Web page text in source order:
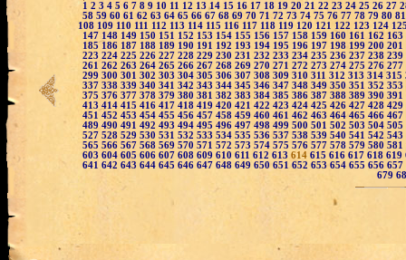
1 2 3 4 5 6 7 8 9 10 11 12 1314 15 16 17 18 19 20 21 22 23 24 25 26 27
58 59 60 61 62 63 64 65 66 67 68 69 70 71 72 73 74 75 76 77 78 79 80
108 109 110 111 112 113 114 115 116 117 118 119 120 121 122 123 124
147 148 149 150 151 152 153 154 155 156 157 158 159 160 161 162 163
185 186 187 188 189 190 191 192 193 194 195 196 197 198 199 200 201
223 224 225 226 227 228 229 230 231 232 233 234 235 236 237 238 239
261 262 263 264 265 266 267 268 269 270 271 272 273 274 275 276 277
299 300 301 302 303 304 305 306 307 308 309 310 311 312 313 314 315
337 338 339 340 341 342 343 344 345 346 347 348 349 350 351 352 353
375 376 377 378 379 380 381 382 383 384 385 386 387 388 389 390 391
413 414 415 416 417 418 419 420 421 422 423 424 425 426 427 428 429
451 452 453 454 455 456 457 458 459 460 461 462 463 464 465 466 467
489 490 491 492 493 494 495 496 497 498 499 500 501 502 503 504 505
527 528 529 530 531 532 533 534 535 536 537 538 539 540 541 542 543
565 566 567 568 569 570 571 572 573 574 575 576 577 578 579 580 581
603 604 605 606 607 608 609 610 611 612 613 614 615 616 617 618 619
641 642 643 644 645 646 647 648 649 650 651 652 653 654 655 656 657
679